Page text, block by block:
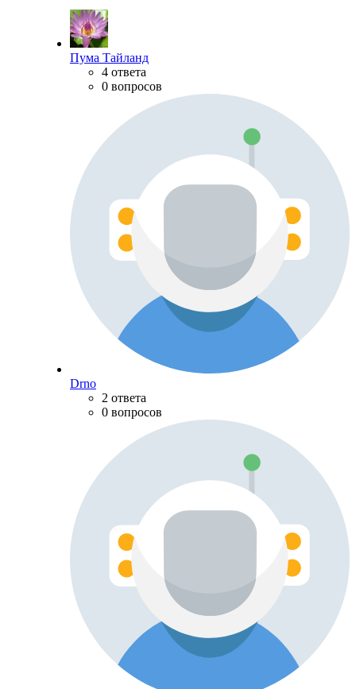
Пума Тайланд
4 ответа
0 вопросов
Drno
2 ответа
0 вопросов